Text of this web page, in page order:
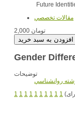
Future
مقالات تخصصي
2,000 تومان
Gender
توضیحات
روانشناسي
1 1 1 1 1 1 1 1 1 1